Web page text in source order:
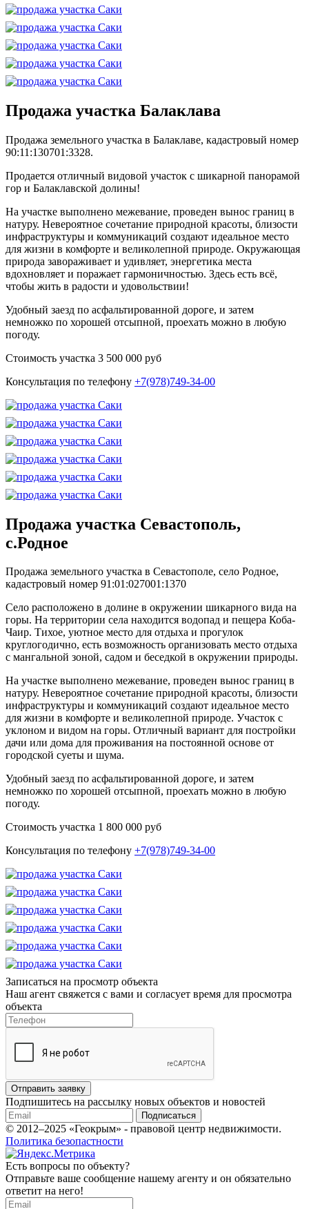
Продажа участка Балаклава
Продажа земельного участка в Балаклаве, кадастровый номер
90:11:130701:3328.
Продается отличный видовой участок с шикарной панорамой
гор и Балаклавской долины!
На участке выполнено межевание, проведен вынос границ в
натуру. Невероятное сочетание природной красоты, близости
инфраструктуры и коммуникаций создают идеальное место
для жизни в комфорте и великолепной природе. Окружающая
природа завораживает и удивляет, энергетика места
вдохновляет и поражает гармоничностью. Здесь есть всё,
чтобы жить в радости и удовольствии!
Удобный заезд по асфальтированной дороге, и затем
немножко по хорошей отсыпной, проехать можно в любую
погоду.
Стоимость участка 3 500 000 руб
Консультация по телефону +7(978)749-34-00
Продажа участка Севастополь,
с.Родное
Продажа земельного участка в Севастополе, село Родное,
кадастровый номер 91:01:027001:1370
Село расположено в долине в окружении шикарного вида на
горы. На территории села находится водопад и пещера Коба-
Чаир. Тихое, уютное место для отдыха и прогулок
круглогодично, есть возможность организовать место отдыха
с мангальной зоной, садом и беседкой в окружении природы.
На участке выполнено межевание, проведен вынос границ в
натуру. Невероятное сочетание природной красоты, близости
инфраструктуры и коммуникаций создают идеальное место
для жизни в комфорте и великолепной природе. Участок с
уклоном и видом на горы. Отличный вариант для постройки
дачи или дома для проживания на постоянной основе от
городской суеты и шума.
Удобный заезд по асфальтированной дороге, и затем
немножко по хорошей отсыпной, проехать можно в любую
погоду.
Стоимость участка 1 800 000 руб
Консультация по телефону +7(978)749-34-00
Записаться на просмотр объекта
Наш агент свяжется с вами и согласует время для просмотра
объекта
Отправить заявку
Подпишитесь на рассылку новых объектов и новостей
Подписаться
© 2012–2025 «Геокрым» - правовой центр недвижимости.
Политика безопастности
Есть вопросы по объекту?
Отправьте ваше сообщение нашему агенту и он обязательно
ответит на него!